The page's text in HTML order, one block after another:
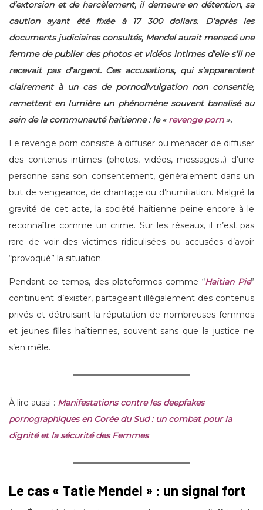
d’extorsion et de harcèlement, il demeure en détention, sa
caution ayant été fixée à 17 300 dollars. D’après les
documents judiciaires consultés, Mendel aurait menacé une
femme de publier des photos et vidéos intimes d’elle s’il ne
recevait pas d’argent. Ces accusations, qui s’apparentent
clairement à un cas de pornodivulgation non consentie,
remettent en lumière un phénomène souvent banalisé au
sein de la communauté haïtienne : le «revenge porn».
Le revenge porn consiste à diffuser ou menacer de diffuser
des contenus intimes (photos, vidéos, messages…) d’une
personne sans son consentement, généralement dans un
but de vengeance, de chantage ou d’humiliation. Malgré la
gravité de cet acte, la société haïtienne peine encore à le
reconnaître comme un crime. Sur les réseaux, il n’est pas
rare de voir des victimes ridiculisées ou accusées d’avoir
“provoqué” la situation.
Pendant ce temps, des plateformes comme “Haitian Pie”
continuent d’exister, partageant illégalement des contenus
privés et détruisant la réputation de nombreuses femmes
et jeunes filles haïtiennes, souvent sans que la justice ne
s’en mêle.
À lire aussi : Manifestations contre les deepfakes
pornographiques en Corée du Sud : un combat pour la
dignité et la sécurité des Femmes
Le cas « Tatie Mendel » : un signal fort